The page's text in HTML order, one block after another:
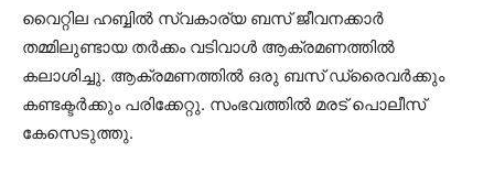
വൈറ്റില ഹബ്ബില്‍ സ്വകാര്യ ബസ് ജീവനക്കാര്‍
തമ്മിലുണ്ടായ തര്‍ക്കം വടിവാള്‍ ആക്രമണത്തില്‍
കലാശിച്ചു. ആക്രമണത്തില്‍ ഒരു ബസ് ഡ്രൈവര്‍ക്കും
കണ്ടക്ടര്‍ക്കും പരിക്കേറ്റു. സംഭവത്തില്‍ മരട് പൊലീസ്
കേസെടുത്തു.